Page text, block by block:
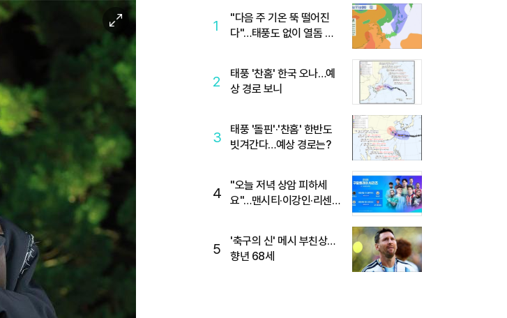
미
확
1
"다음 주 기온 뚝 떨어진
다"…태풍도 없이 열돔 박
2
태풍 '찬홈' 한국 오나…예
상 경로 보니
3
태풍 '돌핀'·'찬홈' 한반도
빗겨간다…예상 경로는?
4
"오늘 저녁 상암 피하세
요"…맨시티·이강인·리센느
5
'축구의 신' 메시 부친상…
향년 68세